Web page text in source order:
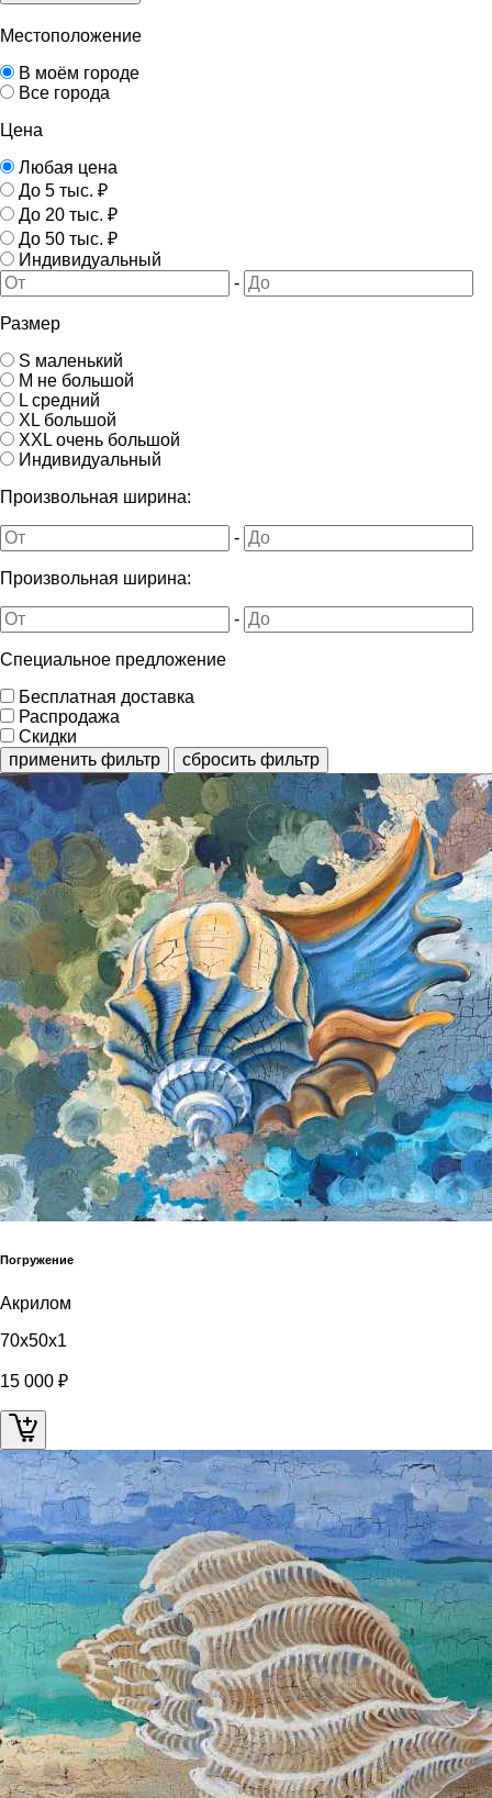
Местоположение
В моём городе
Все города
Цена
Любая цена
До 5 тыс. ₽
До 20 тыс. ₽
До 50 тыс. ₽
Индивидуальный
-
Размер
S маленький
M не большой
L средний
XL большой
XXL очень большой
Индивидуальный
Произвольная ширина:
-
Произвольная ширина:
-
Специальное предложение
Бесплатная доставка
Распродажа
Скидки
применить фильтр
сбросить фильтр
Погружение
Акрилом
70x50x1
15 000 ₽